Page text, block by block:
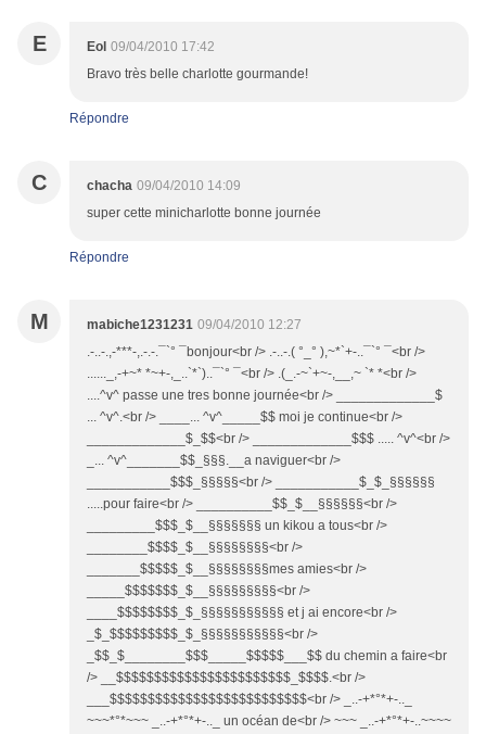
E Eol 09/04/2010 17:42
Bravo très belle charlotte gourmande!
Répondre
C chacha 09/04/2010 14:09
super cette minicharlotte bonne journée
Répondre
M mabiche1231231 09/04/2010 12:27
.-..-.,-***-,.-.-.¯`° ¯bonjour<br /> .-..-.( °_° ),~*`+-..¯`° ¯<br />
......_,-+~* *~+-,_..`*`)..¯`° ¯<br /> .(_.-~`+~-,__,~ `* *<br />
....^v^ passe une tres bonne journée<br /> _____________$
... ^v^.<br /> ____... ^v^_____$$ moi je continue<br />
_____________$_$$<br /> _____________$$$ ..... ^v^<br />
_... ^v^_______$$_§§§.__a naviguer<br />
___________$$$_§§§§§<br /> ___________$_$_§§§§§§
.....pour faire<br /> __________$$_$__§§§§§§<br />
_________$$$_$__§§§§§§§ un kikou a tous<br />
________$$$$_$__§§§§§§§§<br />
_______$$$$$_$__§§§§§§§§mes amies<br />
_____$$$$$$$_$__§§§§§§§§§<br />
____$$$$$$$$_$_§§§§§§§§§§§ et j ai encore<br />
_$_$$$$$$$$$_$_§§§§§§§§§§§<br />
_$$_$________$$$_____$$$$$___$$ du chemin a faire<br
/> __$$$$$$$$$$$$$$$$$$$$$$$_$$$$.<br />
___$$$$$$$$$$$$$$$$$$$$$$$$$$<br /> _..-+*°*+-.._
~~~*°*~~~ _..-+*°*+-.._ un océan de<br /> ~~~ _..-+*°*+-..~~~~